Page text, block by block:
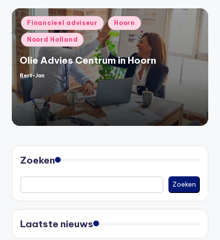
Geplaatst
in
Financieel adviseur Hoorn
Noord Holland
Olie Advies Centrum in Hoorn
Geplaatst
door
Bert-Jan
Zoeken
Zoeken
Laatste nieuws